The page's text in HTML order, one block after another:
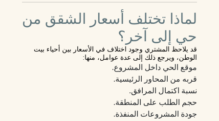
لماذا تختلف أسعار الشقق من
حي إلى آخر؟
قد يلاحظ المشتري وجود اختلاف في الأسعار بين أحياء بيت
الوطن، ويرجع ذلك إلى عدة عوامل، منها:
موقع الحي داخل المشروع.
قربه من المحاور الرئيسية.
نسبة اكتمال المرافق.
حجم الطلب على المنطقة.
جودة المشروعات المنفذة.